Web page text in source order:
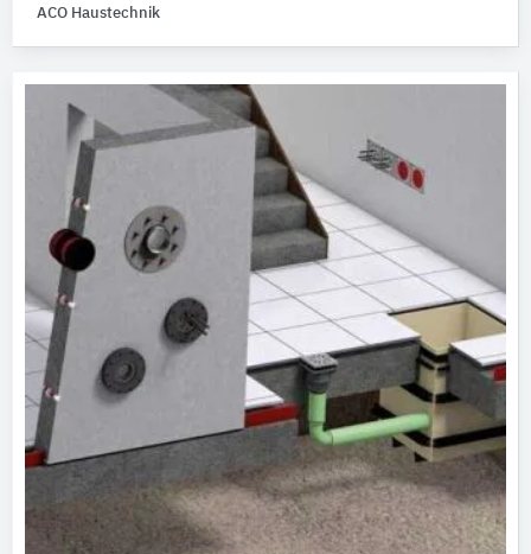
ACO Haustechnik